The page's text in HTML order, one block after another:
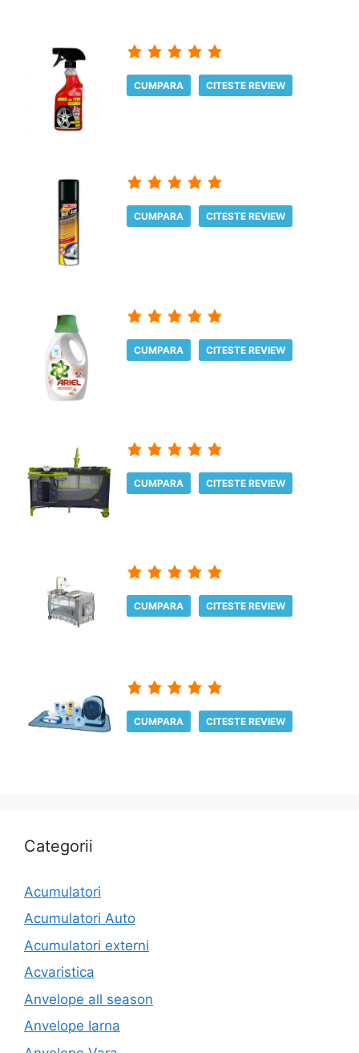
CUMPARA CITESTE REVIEW
CUMPARA CITESTE REVIEW
CUMPARA CITESTE REVIEW
CUMPARA CITESTE REVIEW
CUMPARA CITESTE REVIEW
CUMPARA CITESTE REVIEW
Categorii
Acumulatori
Acumulatori Auto
Acumulatori externi
Acvaristica
Anvelope all season
Anvelope Iarna